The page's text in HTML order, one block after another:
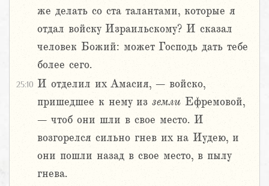
же делать со ста талантами, которые я
отдал войску Израильскому? И сказал
человек Божий: может Господь дать тебе
более сего.
25:10 И отделил их Амасия, – войско,
пришедшее к нему из земли Ефремовой,
– чтоб они шли в свое место. И
возгорелся сильно гнев их на Иудею, и
они пошли назад в свое место, в пылу
гнева.